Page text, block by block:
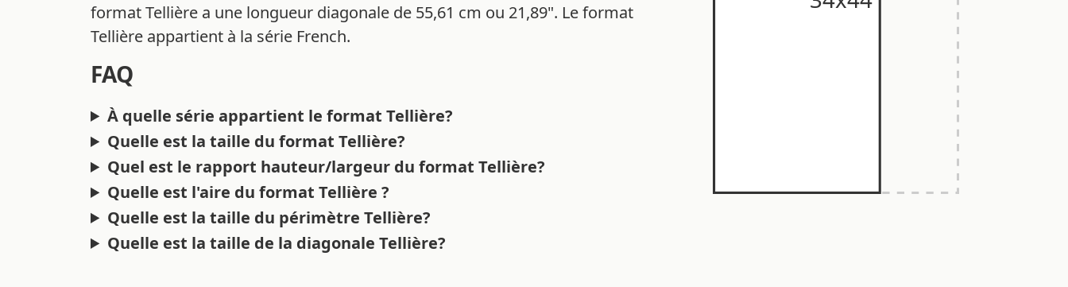
format Tellière a une longueur diagonale de 55,61 cm ou 21,89". Le format
Tellière appartient à la série French.
FAQ
À quelle série appartient le format Tellière?
Quelle est la taille du format Tellière?
Quel est le rapport hauteur/largeur du format Tellière?
Quelle est l'aire du format Tellière ?
Quelle est la taille du périmètre Tellière?
Quelle est la taille de la diagonale Tellière?